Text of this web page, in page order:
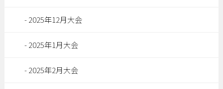
2025年12月大会
2025年1月大会
2025年2月大会